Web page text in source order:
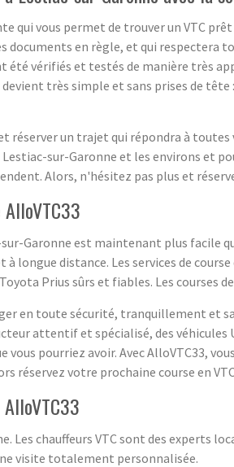
vous permet de trouver un VTC
documents en règle, et qui respectera
vérifiés et testés de manière très
très simple et sans prises de
réserver un trajet qui répondra à
sur-Garonne et les environs et
Alors, n'hésitez pas plus et
Garonne est maintenant plus facile
longue distance. Les services de
Prius sûrs et fiables. Les courses
en toute sécurité, tranquillement et
attentif et spécialisé, des véhicules
pourriez avoir. Avec AlloVTC33,
votre prochaine course en VTC
Les chauffeurs VTC sont des experts
visite totalement personnalisée.